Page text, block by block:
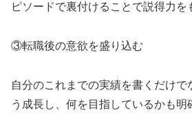
ピソードで裏付けることで説得力を
③転職後の意欲を盛り込む
自分のこれまでの実績を書くだけ
う成長し、何を目指しているかも明